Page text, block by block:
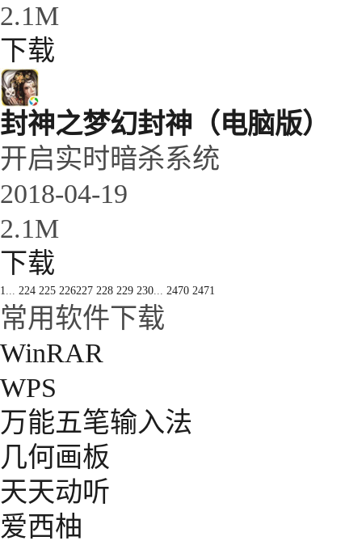
2.1M
下载
封神之梦幻封神（电脑版）
开启实时暗杀系统
2018-04-19
2.1M
下载
1... 224 225 226227 228 229 230... 2470 2471
常用软件下载
WinRAR
WPS
万能五笔输入法
几何画板
天天动听
爱西柚